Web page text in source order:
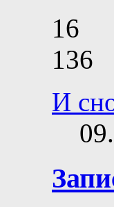
16
136
И